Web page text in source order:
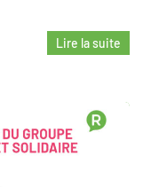
Lire la suite